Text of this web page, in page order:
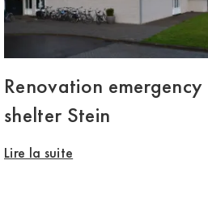
Renovation emergency
shelter Stein
Lire la suite